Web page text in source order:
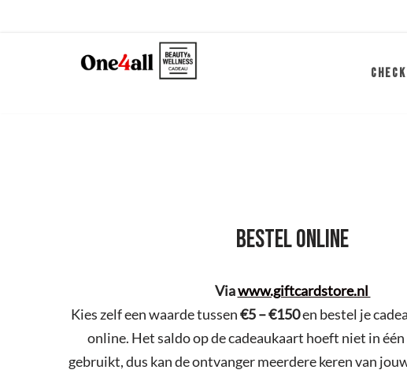
BESTEL ONLINE
Viawww.giftcardstore.nl
Kies zelf een waarde tussen€5 – €150en bestel je
online. Het saldo op de cadeaukaart hoeft niet in
gebruikt, dus kan de ontvanger meerdere keren van